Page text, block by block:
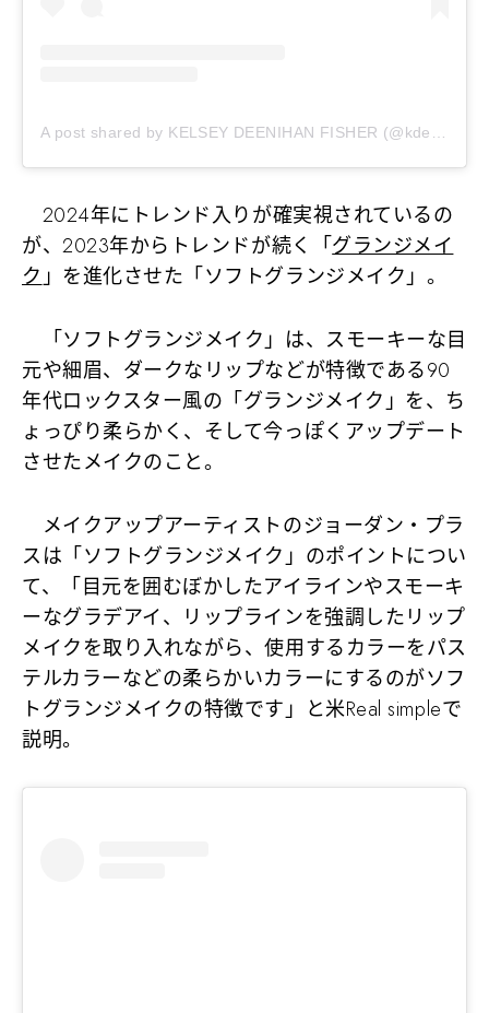
2024年にトレンド入りが確実視されているの
が、2023年からトレンドが続く「グランジメイ
ク」を進化させた「ソフトグランジメイク」。
「ソフトグランジメイク」は、スモーキーな目
元や細眉、ダークなリップなどが特徴である90
年代ロックスター風の「グランジメイク」を、ち
ょっぴり柔らかく、そして今っぽくアップデート
させたメイクのこと。
メイクアップアーティストのジョーダン・プラ
スは「ソフトグランジメイク」のポイントについ
て、「目元を囲むぼかしたアイラインやスモーキ
ーなグラデアイ、リップラインを強調したリップ
メイクを取り入れながら、使用するカラーをパス
テルカラーなどの柔らかいカラーにするのがソフ
トグランジメイクの特徴です」と米Real simpleで
説明。